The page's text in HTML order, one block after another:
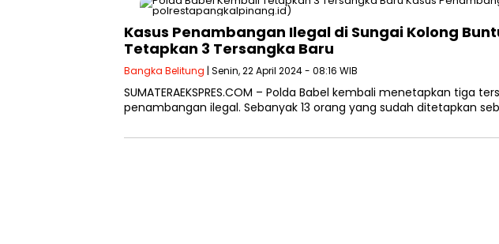
Kasus Penambangan Ilegal di Sungai Kolong
Tetapkan 3 Tersangka Baru
Bangka Belitung | Senin, 22 April 2024 - 08:16 WIB
SUMATERAEKSPRES.COM – Polda Babel kembali menetapkan tiga
penambangan ilegal. Sebanyak 13 orang yang sudah ditetapkan